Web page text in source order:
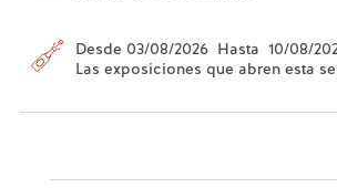
Desde 03/08/2026 Hasta 10/08/
Las exposiciones que abren esta